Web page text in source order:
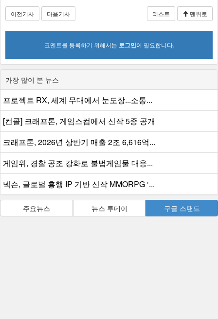
이전기사 다음기사 리스트 맨위로
코멘트를 등록하기 위해서는 로그인이 필요합니다.
가장 많이 본 뉴스
프로젝트 RX, 세계 무대에서 눈도장...소통...
[컨콜] 크래프톤, 게임스컴에서 신작 5종 공개
크래프톤, 2026년 상반기 매출 2조 6,616억...
게임위, 경찰 공조 강화로 불법게임물 대응...
넥슨, 글로벌 흥행 IP 기반 신작 MMORPG ‘...
주요뉴스 뉴스 투데이 구글 스탠드